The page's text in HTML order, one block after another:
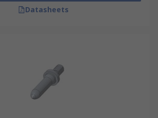
Datasheets